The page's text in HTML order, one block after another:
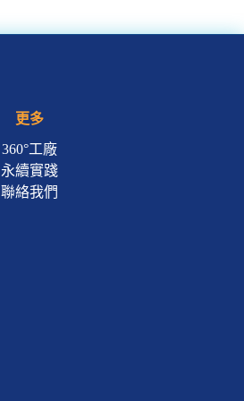
更多
360°工廠
永續實踐
聯絡我們